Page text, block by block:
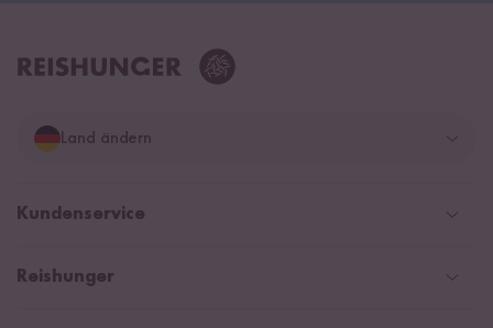
Land ändern
Deutschland
Kundenservice
Help Center & FAQ
Reishunger